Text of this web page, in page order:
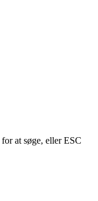
at søge, eller ESC